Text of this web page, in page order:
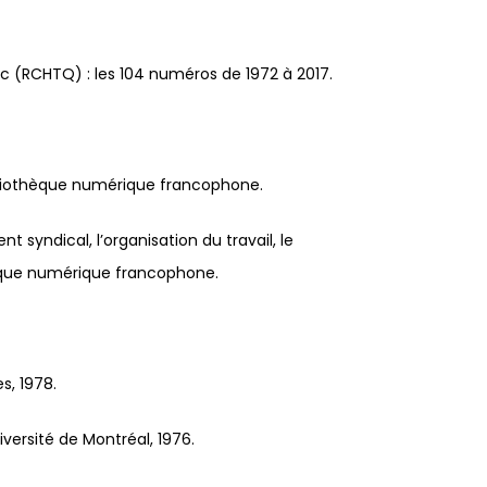
: les 104 numéros de 1972 à 2017.
numérique francophone.
syndical, l’organisation du travail, le
numérique francophone.
1978.
de Montréal, 1976.